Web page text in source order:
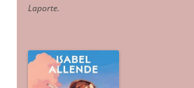
Laporte.